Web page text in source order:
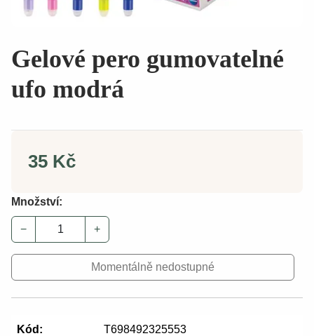
Gelové pero gumovatelné
ufo modrá
35 Kč
Množství:
− +
Momentálně nedostupné
Kód: T698492325553